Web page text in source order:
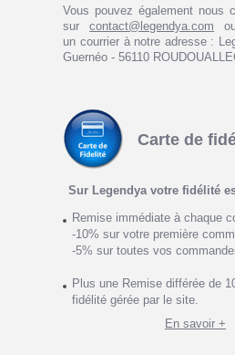
Vous pouvez également nous
surcontact@legendya.com
un courrier à notre adresse :
Guernéo - 56110
Carte de
Sur Legendya votre fidélité
Remise immédiate à chaque
-10% sur votre première
-5% sur toutes vos
Plus une Remise différée de
fidélité gérée par le site.
En savoir +